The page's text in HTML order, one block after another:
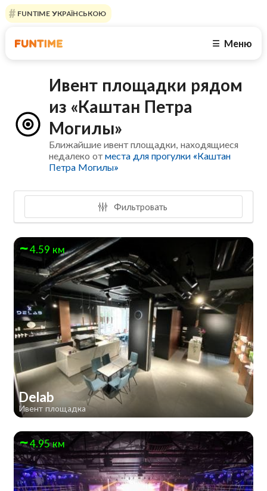
FUNTIME УКРАЇНСЬКОЮ
☰ Меню
Ивент площадки рядом
из «Каштан Петра
Могилы»
Ближайшие ивент площадки, находящиеся
недалеко отместа для прогулки «Каштан
Петра Могилы»
Фильтровать
4.59 км
Delab
Ивент площадка
4.95 км